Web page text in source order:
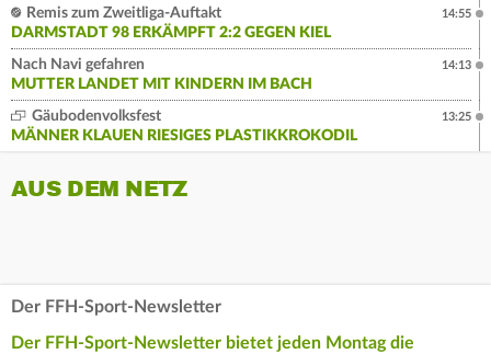
Remis zum Zweitliga-Auftakt
DARMSTADT 98 ERKÄMPFT 2:2 GEGEN KIEL
14:55
Nach Navi gefahren
MUTTER LANDET MIT KINDERN IM BACH
14:13
Gäubodenvolksfest
MÄNNER KLAUEN RIESIGES PLASTIKKROKODIL
13:25
AUS DEM NETZ
Der FFH-Sport-Newsletter
Der FFH-Sport-Newsletter bietet jeden Montag die